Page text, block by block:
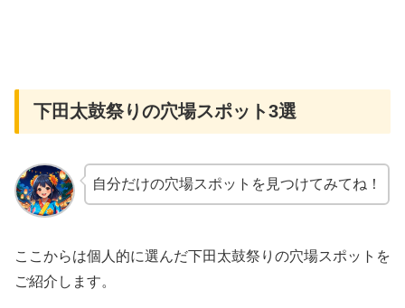
下田太鼓祭りの穴場スポット3選
自分だけの穴場スポットを見つけてみてね！
ここからは個人的に選んだ下田太鼓祭りの穴場スポットを
ご紹介します。